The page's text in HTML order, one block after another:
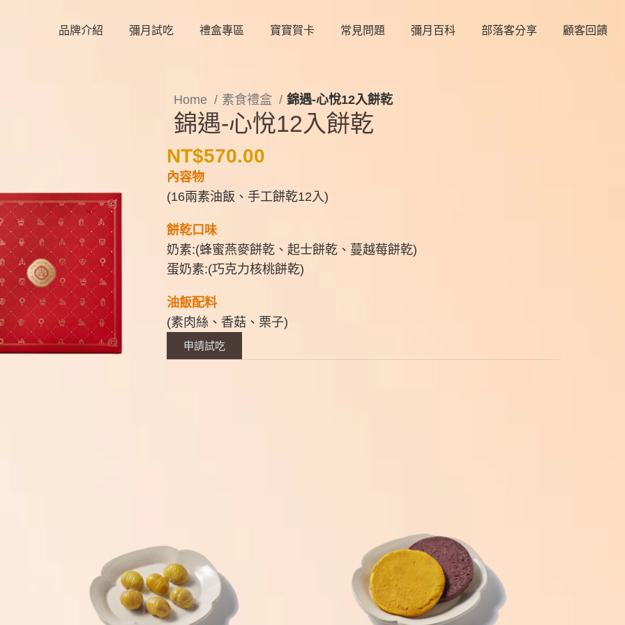
品牌介紹 彌月試吃 禮盒專區 寶寶賀卡 常見問題 彌月百科 部落客分享 顧客回饋
Home 素食禮盒 錦遇-心悅12入餅乾
錦遇-心悅12入餅乾
NT$570.00
內容物
(16兩素油飯、手工餅乾12入)
餅乾口味
奶素:(蜂蜜燕麥餅乾、起士餅乾、蔓越莓餅乾)
蛋奶素:(巧克力核桃餅乾)
油飯配料
(素肉絲、香菇、栗子)
申請試吃